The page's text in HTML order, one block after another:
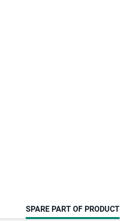
CURRENT
SPARE PART OF PRODUCT